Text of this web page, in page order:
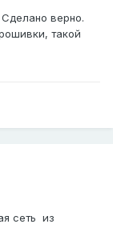
верно.
такой
сеть из